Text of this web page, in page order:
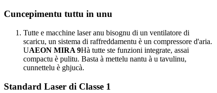
Cuncepimentu tuttu in unu
Tutte e macchine laser anu bisognu di un ventilatore di
scaricu, un sistema di raffreddamentu è un compressore d'aria.
UAEON MIRA 9Hà tutte ste funzioni integrate, assai
compactu è pulitu. Basta à mettelu nantu à u tavulinu,
cunnettelu è ghjucà.
Standard Laser di Classe 1